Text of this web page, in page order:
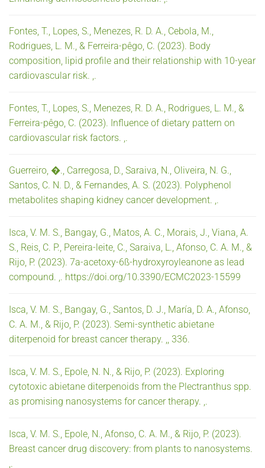
Fontes, T., Lopes, S., Menezes, R. D. A., Cebola, M.,
Rodrigues, L. M., & Ferreira-pêgo, C. (2023). Body
composition, lipid profile and their relationship with 10-year
cardiovascular risk. ,.
Fontes, T., Lopes, S., Menezes, R. D. A., Rodrigues, L. M., &
Ferreira-pêgo, C. (2023). Influence of dietary pattern on
cardiovascular risk factors. ,.
Guerreiro, �., Carregosa, D., Saraiva, N., Oliveira, N. G.,
Santos, C. N. D., & Fernandes, A. S. (2023). Polyphenol
metabolites shaping kidney cancer development. ,.
Isca, V. M. S., Bangay, G., Matos, A. C., Morais, J., Viana, A.
S., Reis, C. P., Pereira-leite, C., Saraiva, L., Afonso, C. A. M., &
Rijo, P. (2023). 7a-acetoxy-6ß-hydroxyroyleanone as lead
compound. ,. https://doi.org/10.3390/ECMC2023-15599
Isca, V. M. S., Bangay, G., Santos, D. J., María, D. A., Afonso,
C. A. M., & Rijo, P. (2023). Semi-synthetic abietane
diterpenoid for breast cancer therapy. ,, 336.
Isca, V. M. S., Epole, N. N., & Rijo, P. (2023). Exploring
cytotoxic abietane diterpenoids from the Plectranthus spp.
as promising nanosystems for cancer therapy. ,.
Isca, V. M. S., Epole, N., Afonso, C. A. M., & Rijo, P. (2023).
Breast cancer drug discovery: from plants to nanosystems.
,.